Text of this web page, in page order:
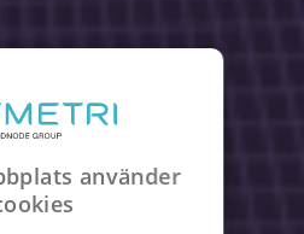
använder